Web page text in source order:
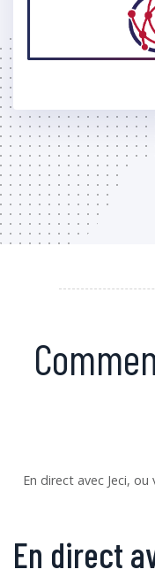
En direct avec Jeci,
En direct